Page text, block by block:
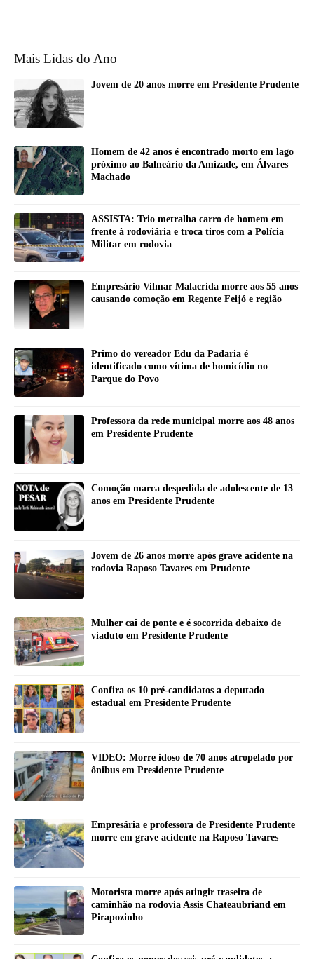
Mais Lidas do Ano
Jovem de 20 anos morre em Presidente Prudente
Homem de 42 anos é encontrado morto em lago
próximo ao Balneário da Amizade, em Álvares
Machado
ASSISTA: Trio metralha carro de homem em
frente à rodoviária e troca tiros com a Polícia
Militar em rodovia
Empresário Vilmar Malacrida morre aos 55 anos
causando comoção em Regente Feijó e região
Primo do vereador Edu da Padaria é
identificado como vítima de homicídio no
Parque do Povo
Professora da rede municipal morre aos 48 anos
em Presidente Prudente
Comoção marca despedida de adolescente de 13
anos em Presidente Prudente
Jovem de 26 anos morre após grave acidente na
rodovia Raposo Tavares em Prudente
Mulher cai de ponte e é socorrida debaixo de
viaduto em Presidente Prudente
Confira os 10 pré-candidatos a deputado
estadual em Presidente Prudente
VIDEO: Morre idoso de 70 anos atropelado por
ônibus em Presidente Prudente
Empresária e professora de Presidente Prudente
morre em grave acidente na Raposo Tavares
Motorista morre após atingir traseira de
caminhão na rodovia Assis Chateaubriand em
Pirapozinho